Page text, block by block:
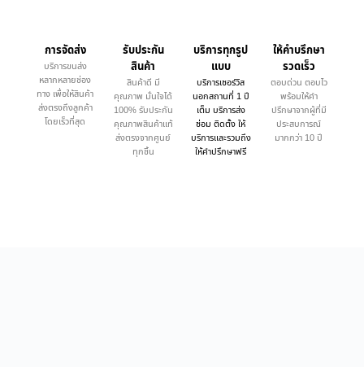
การจัดส่ง
บริการขนส่ง
หลากหลายช่อง
ทาง เพื่อให้สินค้า
ส่งตรงถึงลูกค้า
โดยเร็วที่สุด
รับประกัน
สินค้า
สินค้าดี มี
คุณภาพ มั่นใจได้
100% รับประกัน
คุณภาพสินค้าแท้
ส่งตรงจากศูนย์
ทุกชิ้น
บริการทุกรูป
แบบ
บริการเซอร์วิส
นอกสถานที่ 1 ปี
เต็ม บริการส่ง
ซ่อม ติดตั้ง ให้
บริการและรวมถึง
ให้คำปรึกษาฟรี
ให้คำบรึกษา
รวดเร็ว
ตอบด่วน ตอบไว
พร้อมให้คำ
ปรึกษาจากผู้ที่มี
ประสบการณ์
มากกว่า 10 ปี